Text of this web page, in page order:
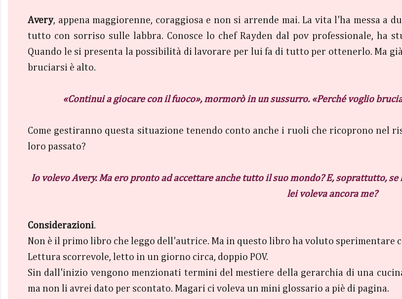
Avery, appena maggiorenne, coraggiosa e non si arrende mai. La vita l'ha messa a
tutto con sorriso sulle labbra. Conosce lo chef Rayden dal pov professionale, ha
Quando le si presenta la possibilità di lavorare per lui fa di tutto per ottenerlo. Ma
bruciarsi è alto.
«Continui a giocare con il fuoco», mormorò in un sussurro. «Perché voglio
Come gestiranno questa situazione tenendo conto anche i ruoli che ricoprono nel
loro passato?
Io volevo Avery. Ma ero pronto ad accettare anche tutto il suo mondo? E, soprattutto,
lei voleva ancora me?
Considerazioni.
Non è il primo libro che leggo dell'autrice. Ma in questo libro ha voluto sperimentare
Lettura scorrevole, letto in un giorno circa, doppio POV.
Sin dall'inizio vengono menzionati termini del mestiere della gerarchia di una
ma non li avrei dato per scontato. Magari ci voleva un mini glossario a piè di pagina.